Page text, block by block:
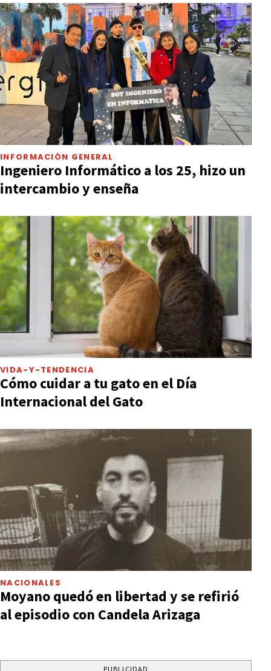
INFORMACIÓN GENERAL
Ingeniero Informático a los 25, hizo un
intercambio y enseña
VIDA-Y-TENDENCIA
Cómo cuidar a tu gato en el Día
Internacional del Gato
NACIONALES
Moyano quedó en libertad y se refirió
al episodio con Candela Arizaga
PUBLICIDAD